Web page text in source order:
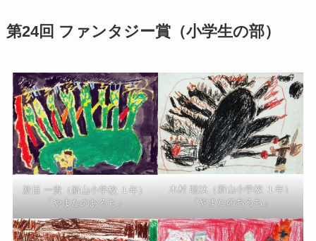
第24回 ファンタジー賞（小学生の部）
新目 一貴（新山小学校 １年）
「やまたのおろち」
木村 聡汰（新山小学校 １年）
「やまたのおろち」